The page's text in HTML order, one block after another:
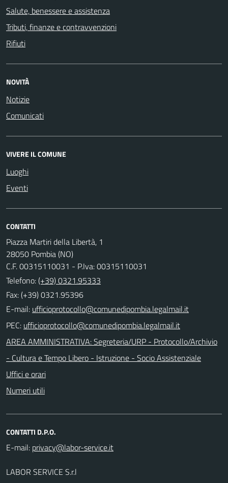
Salute, benessere e assistenza
Tributi, finanze e contravvenzioni
Rifiuti
NOVITÀ
Notizie
Comunicati
VIVERE IL COMUNE
Luoghi
Eventi
CONTATTI
Piazza Martiri della Libertà, 1
28050 Pombia (NO)
C.F. 00315110031 - P.Iva: 00315110031
Telefono:(+39) 0321.95333
Fax: (+39) 0321.95396
E-mail:
PEC:
AREA AMMINISTRATIVA: Segreteria/URP - Protocollo/Archivio
- Cultura e Tempo Libero - Istruzione - Socio Assistenziale
Uffici e orari
Numeri utili
CONTATTI D.P.O.
E-mail:
LABOR SERVICE S.r.l